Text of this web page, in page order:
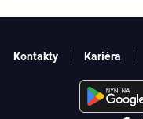
Kontakty Kariéra